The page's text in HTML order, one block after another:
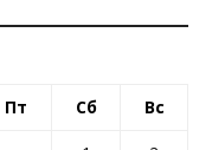
Пт Сб Вс